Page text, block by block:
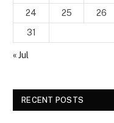
24
25 26
31
« Jul
RECENT POSTS